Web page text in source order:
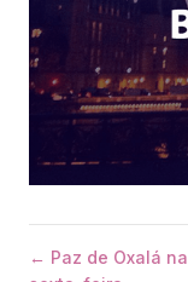
← Paz de Oxalá na